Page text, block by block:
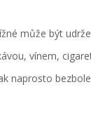
může být
vínem,
naprosto